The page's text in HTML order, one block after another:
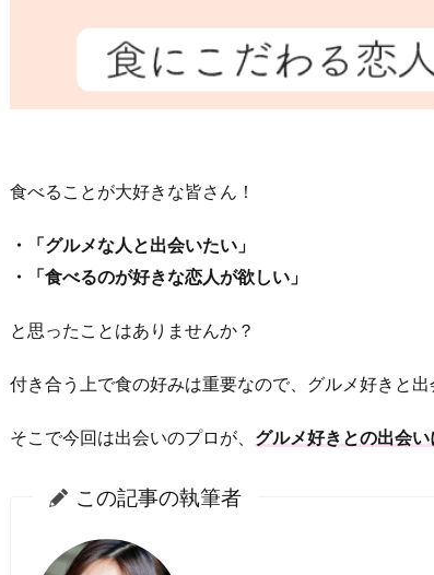
食べることが大好きな皆さん！
・「グルメな人と出会いたい」
・「食べるのが好きな恋人が欲しい」
と思ったことはありませんか？
付き合う上で食の好みは重要なので、グルメ好きと出
そこで今回は出会いのプロが、 グルメ好きとの出会
この記事の執筆者